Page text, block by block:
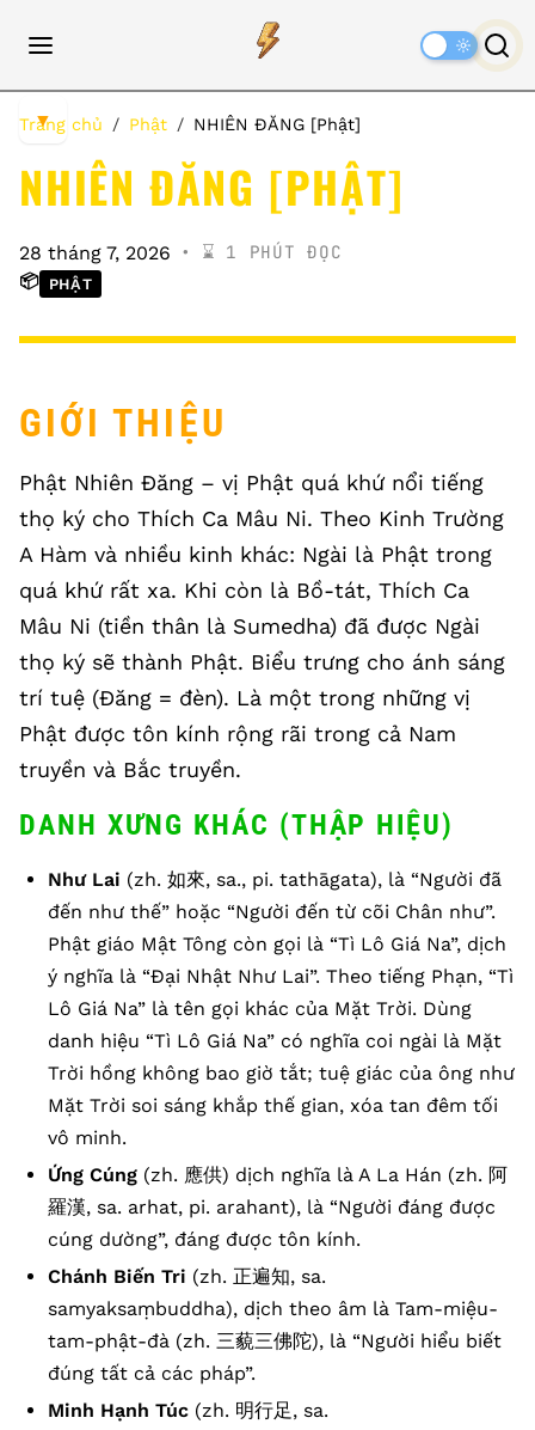
Trang chủ Phật NHIÊN ĐĂNG [Phật]
NHIÊN ĐĂNG [PHẬT]
28 tháng 7, 2026 ⌛️ 1 PHÚT ĐỌC
📦 PHẬT
GIỚI THIỆU
Phật Nhiên Đăng – vị Phật quá khứ nổi tiếng
thọ ký cho Thích Ca Mâu Ni. Theo Kinh Trường
A Hàm và nhiều kinh khác: Ngài là Phật trong
quá khứ rất xa. Khi còn là Bồ-tát, Thích Ca
Mâu Ni (tiền thân là Sumedha) đã được Ngài
thọ ký sẽ thành Phật. Biểu trưng cho ánh sáng
trí tuệ (Đăng = đèn). Là một trong những vị
Phật được tôn kính rộng rãi trong cả Nam
truyền và Bắc truyền.
DANH XƯNG KHÁC (THẬP HIỆU)
Như Lai (zh. 如來, sa., pi. tathāgata), là “Người đã
đến như thế” hoặc “Người đến từ cõi Chân như”.
Phật giáo Mật Tông còn gọi là “Tì Lô Giá Na”, dịch
ý nghĩa là “Đại Nhật Như Lai”. Theo tiếng Phạn, “Tì
Lô Giá Na” là tên gọi khác của Mặt Trời. Dùng
danh hiệu “Tì Lô Giá Na” có nghĩa coi ngài là Mặt
Trời hồng không bao giờ tắt; tuệ giác của ông như
Mặt Trời soi sáng khắp thế gian, xóa tan đêm tối
vô minh.
Ứng Cúng (zh. 應供) dịch nghĩa là A La Hán (zh. 阿
羅漢, sa. arhat, pi. arahant), là “Người đáng được
cúng dường”, đáng được tôn kính.
Chánh Biến Tri (zh. 正遍知, sa.
samyaksaṃbuddha), dịch theo âm là Tam-miệu-
tam-phật-đà (zh. 三藐三佛陀), là “Người hiểu biết
đúng tất cả các pháp”.
Minh Hạnh Túc (zh. 明行足, sa.
▼